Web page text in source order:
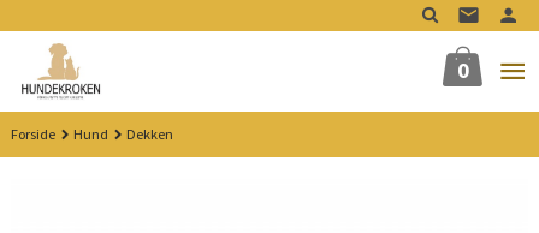
til
innholdet
0
Forside Hund Dekken